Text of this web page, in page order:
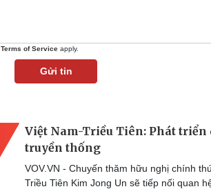
Terms of Service apply.
Gửi tin
Việt Nam-Triều Tiên: Phát triển
truyền thống
VOV.VN - Chuyến thăm hữu nghị chính
Triều Tiên Kim Jong Un sẽ tiếp nối quan